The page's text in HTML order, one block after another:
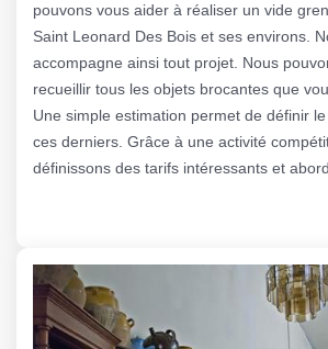
pouvons vous aider à réaliser un vide
Saint Leonard Des Bois et ses environs.
accompagne ainsi tout projet. Nous
recueillir tous les objets brocantes que
Une simple estimation permet de définir
ces derniers. Grâce à une activité
définissons des tarifs intéressants et